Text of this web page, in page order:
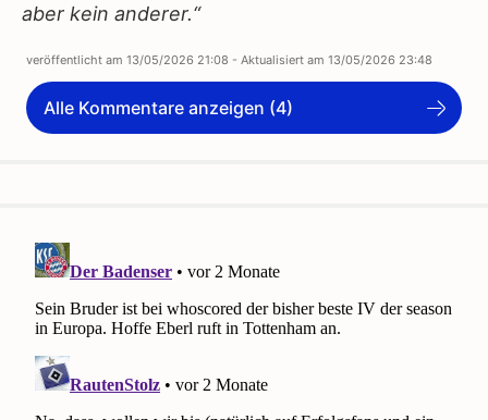
aber kein anderer.“
veröffentlicht am 13/05/2026 21:08 - Aktualisiert am 13/05/2026 23:48
Alle Kommentare anzeigen (4)